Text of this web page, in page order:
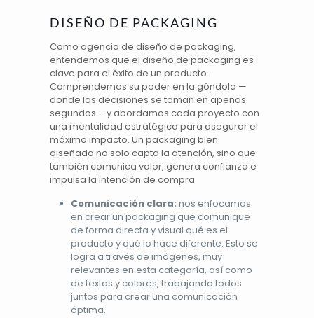
DISEÑO DE PACKAGING
Como agencia de diseño de packaging,
entendemos que el diseño de packaging es
clave para el éxito de un producto.
Comprendemos supoder en la góndola —
donde las decisiones se toman en apenas
segundos— y abordamos cada proyecto con
una mentalidad estratégica para asegurar el
máximo impacto. Un packaging bien
diseñado no solo capta la atención, sino que
también comunica valor, genera confianza e
impulsa la intención de compra.
Comunicación clara: nos enfocamos
en crear un packaging que comunique
de forma directa y visual qué es el
producto y qué lo hace diferente. Esto se
logra a través de imágenes, muy
relevantes en esta categoría, así como
de textos y colores, trabajando todos
juntos para crear una comunicación
óptima.